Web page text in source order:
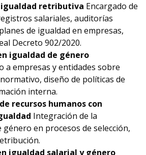
igualdad retributiva Encargado de
salariales, auditorías
de igualdad en empresas,
Decreto 902/2020.
igualdad de género
a empresas y entidades sobre
diseño de políticas de
interna.
recursos humanos con
Integración de la
género en procesos de selección,
igualdad salarial y género